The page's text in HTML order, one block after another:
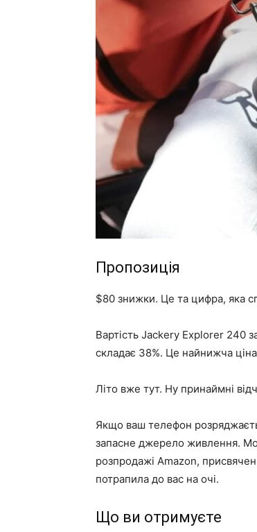
Пропозиція
$80 знижки. Це та цифра, яка
Вартість Jackery Explorer 240
складає 38%. Це найнижча
Літо вже тут. Ну принаймні
Якщо ваш телефон
запасне джерело живлення.
розпродажі Amazon,
потрапила до вас на очі.
Що ви отримуєте